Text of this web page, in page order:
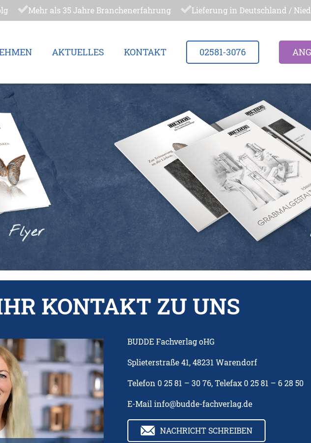
Mehr als 35 Jahre Branchenerfahrung Lieferung in Deutschland /
AKTUELLES KONTAKT 02581-3076
KONTAKT ZU UNS
BUDDE Fachverlag oHG
Splieterstraße 41, 48231 Warendorf
Telefon 0 25 81 – 30 76, Telefax 0 25 81 – 6 28 50
E-Mail info@budde-fachverlag.de
NACHRICHT SCHREIBEN